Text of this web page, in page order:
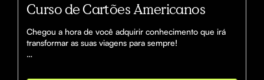
Curso de Cartões Americanos
Chegou a hora de você adquirir conhecimento que irá
transformar as suas viagens para sempre!
vai te ajudar a desvendar um mundo de oportunidades